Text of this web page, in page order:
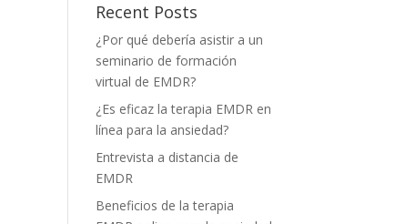
Recent Posts
¿Por qué debería asistir a un
seminario de formación
virtual de EMDR?
¿Es eficaz la terapia EMDR en
línea para la ansiedad?
Entrevista a distancia de
EMDR
Beneficios de la terapia